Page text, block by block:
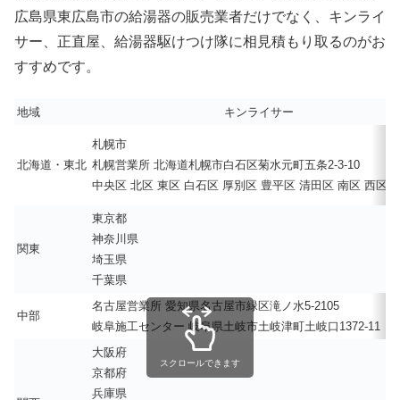
広島県東広島市の給湯器の販売業者だけでなく、キンライ
サー、正直屋、給湯器駆けつけ隊に相見積もり取るのがお
すすめです。
地域 キンライサー
北海道・東北
札幌市
札幌営業所 北海道札幌市白石区菊水元町五条2-3-10
中央区 北区 東区 白石区 厚別区 豊平区 清田区 南区 西区
関東
東京都
神奈川県
埼玉県
千葉県
中部
名古屋営業所 愛知県名古屋市緑区滝ノ水5-2105
岐阜施工センター 岐阜県土岐市土岐津町土岐口1372-11
大阪府
京都府
兵庫県
スクロールできます